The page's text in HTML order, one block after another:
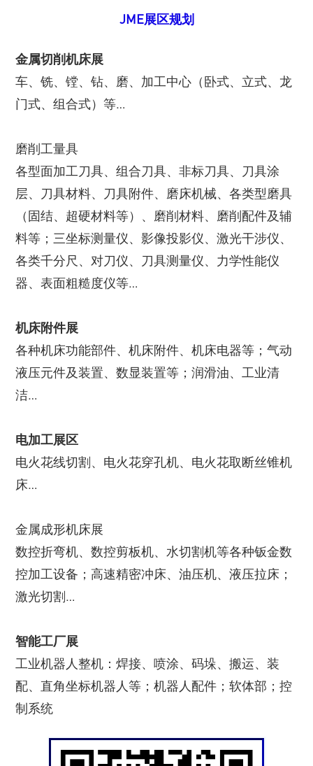
JME展区规划
金属切削机床展
车、铣、镗、钻、磨、加工中心（卧式、立式、龙
门式、组合式）等…
磨削工量具
各型面加工刀具、组合刀具、非标刀具、刀具涂
层、刀具材料、刀具附件、磨床机械、各类型磨具
（固结、超硬材料等）、磨削材料、磨削配件及辅
料等；三坐标测量仪、影像投影仪、激光干涉仪、
各类千分尺、对刀仪、刀具测量仪、力学性能仪
器、表面粗糙度仪等…
机床附件展
各种机床功能部件、机床附件、机床电器等；气动
液压元件及装置、数显装置等；润滑油、工业清
洁…
电加工展区
电火花线切割、电火花穿孔机、电火花取断丝锥机
床…
金属成形机床展
数控折弯机、数控剪板机、水切割机等各种钣金数
控加工设备；高速精密冲床、油压机、液压拉床；
激光切割…
智能工厂展
工业机器人整机：焊接、喷涂、码垛、搬运、装
配、直角坐标机器人等；机器人配件；软体部；控
制系统